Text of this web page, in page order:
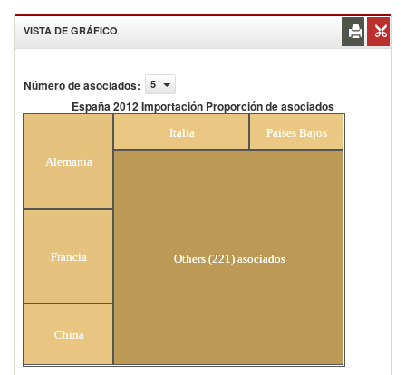
VISTA DE GRÁFICO
Número de asociados: 5
España 2012 Importación Proporción de asociados
Alemania
Francia
China
Italia Países Bajos
Others (221) asociados